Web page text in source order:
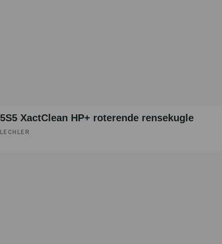
5S5 XactClean HP+ roterende rensekugle
LECHLER